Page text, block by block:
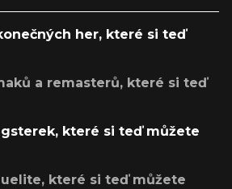
her, které si teď
a remasterů, které si teď
které si teď můžete
které si teď můžete